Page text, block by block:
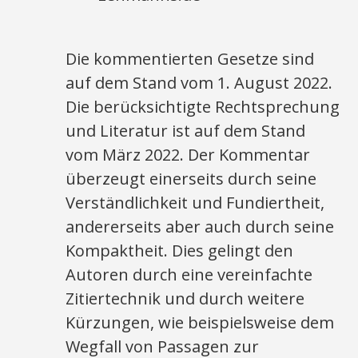
Die kommentierten Gesetze sind
auf dem Stand vom 1. August 2022.
Die berücksichtigte Rechtsprechung
und Literatur ist auf dem Stand
vom März 2022. Der Kommentar
überzeugt einerseits durch seine
Verständlichkeit und Fundiertheit,
andererseits aber auch durch seine
Kompaktheit. Dies gelingt den
Autoren durch eine vereinfachte
Zitiertechnik und durch weitere
Kürzungen, wie beispielsweise dem
Wegfall von Passagen zur